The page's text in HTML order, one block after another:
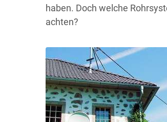
haben. Doch welche
achten?